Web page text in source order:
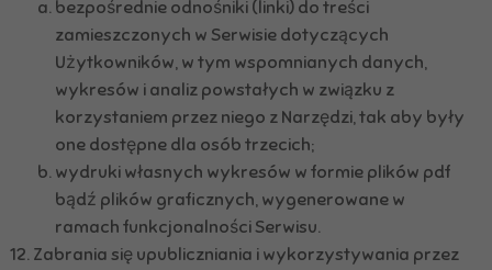
bezpośrednie odnośniki (linki) do treści
zamieszczonych w Serwisie dotyczących
Użytkowników, w tym wspomnianych danych,
wykresów i analiz powstałych w związku z
korzystaniem przez niego z Narzędzi, tak aby były
one dostępne dla osób trzecich;
wydruki własnych wykresów w formie plików pdf
bądź plików graficznych, wygenerowane w
ramach funkcjonalności Serwisu.
Zabrania się upubliczniania i wykorzystywania przez